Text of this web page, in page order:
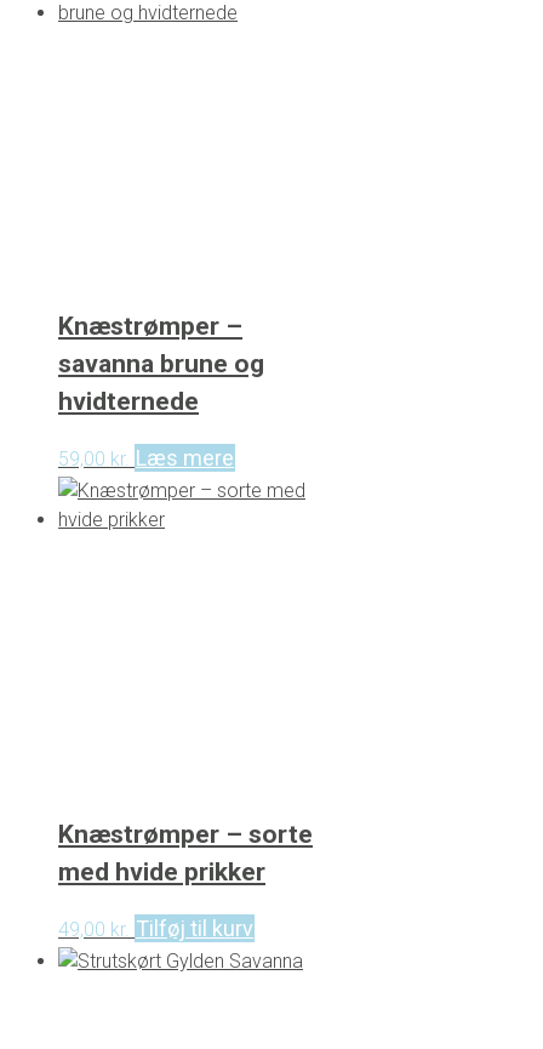
Knæstrømper –
savanna brune og
hvidternede
59,00 kr. Læs mere
Knæstrømper – sorte
med hvide prikker
49,00 kr. Tilføj til kurv